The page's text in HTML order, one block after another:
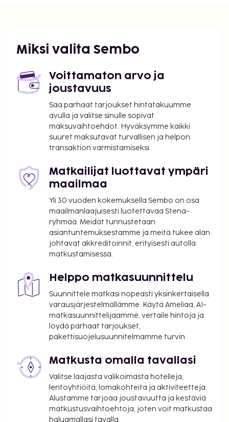
131,3 mi
Majoituspaikka veloittaa seuraavat paikan päällä
suoritettavat maksut. Maksuihin saattaa sisältyä
sovellettavat verot:
Kaupungin perimä vero: 14.30 EUR per henkilö
per yö. Tätä veroa ei peritä alle 18 vuotta
vanhoilta lapsilta.
yöpyminen
ilmoittamat maksut.
Lakanamaksu: 21.27 EUR per sänky per
yöpyminen (tai asiakkaat voivat tuoda omansa)
Yllä oleva luettelo ei ehkä kata kaikkea. Maksut ja
saattavat muuttua.
Kansallisten määräysten vuoksi käteismaksut
eivät voi ylittää 1000 EUR:n suuruista summaa
tässä majoituspaikassa. Saat lisätietoja asiasta
ottamalla yhteyttä majoituspaikkaan
Miksi valita Sembo
Voittamaton arvo ja
joustavuus
Saa parhaat tarjoukset hintatakuumme
avulla ja valitse sinulle sopivat
maksuvaihtoehdot. Hyväksymme kaikki
suuret maksutavat turvallisen ja helpon
transaktion varmistamiseksi.
Matkailijat luottavat ympäri
maailmaa
Yli 30 vuoden kokemuksella Sembo on osa
maailmanlaajuisesti luotettavaa Stena-
ryhmää. Meidät tunnustetaan
asiantuntemuksestamme ja meitä tukee alan
johtavat akkreditoinnit, erityisesti autolla
matkustamisessa.
Helppo matkasuunnittelu
Suunnittele matkasi nopeasti yksinkertaisella
varausjärjestelmällämme. Käytä Ameliaa, AI-
matkasuunnittelijaamme, vertaile hintoja ja
löydä parhaat tarjoukset,
pakettisuojelusuunnitelmamme turvin.
Matkusta omalla tavallasi
Valitse laajasta valikoimasta hotelleja,
lentoyhtiöitä, lomakohteita ja aktiviteetteja.
Alustamme tarjoaa joustavuutta ja kestäviä
matkustusvaihtoehtoja, joten voit matkustaa
haluamallasi tavalla.